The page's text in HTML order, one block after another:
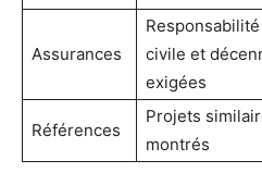
Assurances
Responsabilité
civile et
exigées
Références
Projets
montrés